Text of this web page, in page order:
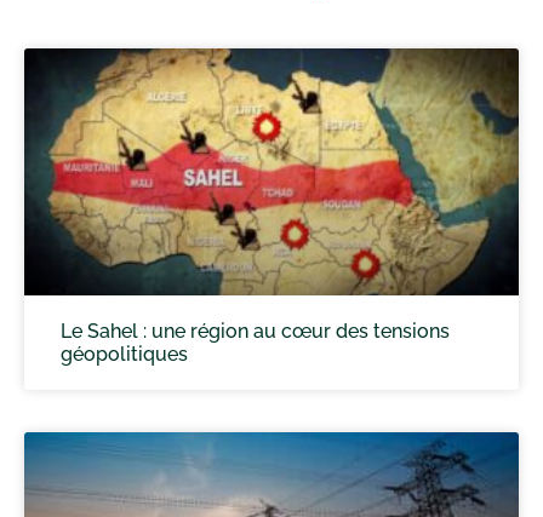
Le Sahel : une région au cœur des tensions
géopolitiques